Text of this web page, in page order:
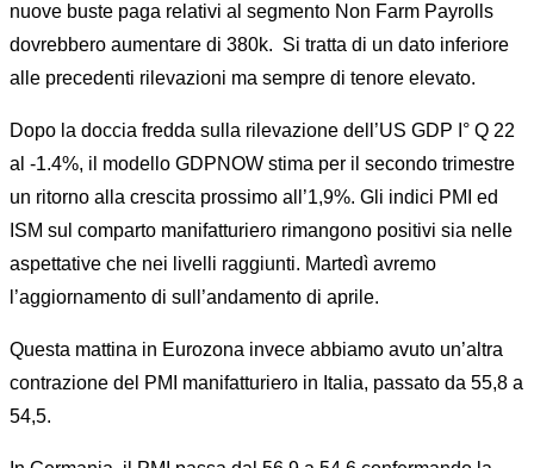
nuove buste paga relativi al segmento Non Farm Payrolls
dovrebbero aumentare di 380k. Si tratta di un dato inferiore
alle precedenti rilevazioni ma sempre di tenore elevato.
Dopo la doccia fredda sulla rilevazione dell’US GDP I° Q 22
al -1.4%, il modello GDPNOW stima per il secondo trimestre
un ritorno alla crescita prossimo all’1,9%. Gli indici PMI ed
ISM sul comparto manifatturiero rimangono positivi sia nelle
aspettative che nei livelli raggiunti. Martedì avremo
l’aggiornamento di sull’andamento di aprile.
Questa mattina in Eurozona invece abbiamo avuto un’altra
contrazione del PMI manifatturiero in Italia, passato da 55,8 a
54,5.